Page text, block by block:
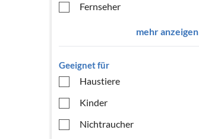
Fernseher
mehr anzeigen
Geeignet für
Haustiere
Kinder
Nichtraucher